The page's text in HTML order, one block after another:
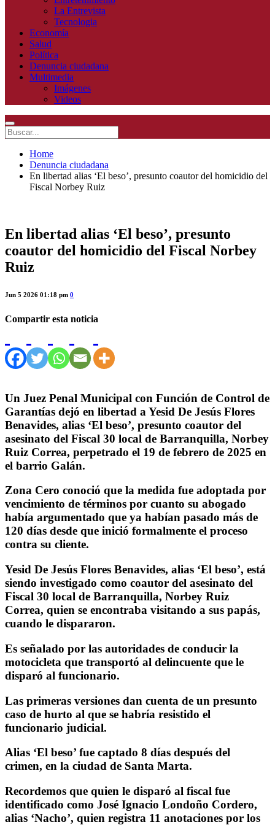
La Entrevista
Tecnologia
Economía
Salud
Política
Denuncia ciudadana
Multimedia
Imágenes
Videos
Home
Denuncia ciudadana
En libertad alias ‘El beso’, presunto coautor del homicidio del
Fiscal Norbey Ruiz
En libertad alias ‘El beso’, presunto
coautor del homicidio del Fiscal Norbey
Ruiz
Jun 5 2026 01:18 pm 0
Compartir esta noticia
Un Juez Penal Municipal con Función de Control de
Garantías dejó en libertad a Yesid De Jesús Flores
Benavides, alias ‘El beso’, presunto coautor del
asesinato del Fiscal 30 local de Barranquilla, Norbey
Ruiz Correa, perpetrado el 19 de febrero de 2025 en
el barrio Galán.
Zona Cero conoció que la medida fue adoptada por
vencimiento de términos por cuanto su abogado
había argumentado que ya habían pasado más de
120 días desde que inició formalmente el proceso
contra su cliente.
Yesid De Jesús Flores Benavides, alias ‘El beso’, está
siendo investigado como coautor del asesinato del
Fiscal 30 local de Barranquilla, Norbey Ruiz
Correa, quien se encontraba visitando a sus papás,
cuando le dispararon.
Es señalado por las autoridades de conducir la
motocicleta que transportó al delincuente que le
disparó al funcionario.
Las primeras versiones dan cuenta de un presunto
caso de hurto al que se habría resistido el
funcionario judicial.
Alias ‘El beso’ fue captado 8 días después del
crimen, en la ciudad de Santa Marta.
Recordemos que quien le disparó al fiscal fue
identificado como José Ignacio Londoño Cordero,
alias ‘Nacho’, quien registra 11 anotaciones por los